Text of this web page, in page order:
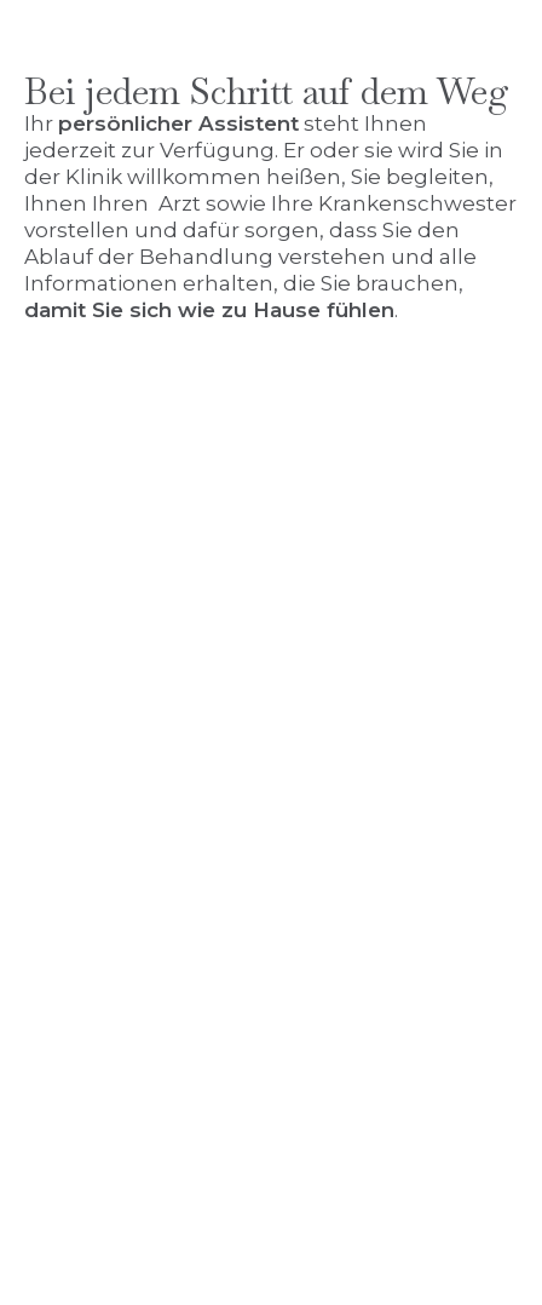
Bei jedem Schritt auf dem Weg
Ihr persönlicher Assistent steht Ihnen
jederzeit zur Verfügung. Er oder sie wird Sie in
der Klinik willkommen heißen, Sie begleiten,
Ihnen Ihren Arzt sowie Ihre Krankenschwester
vorstellen und dafür sorgen, dass Sie den
Ablauf der Behandlung verstehen und alle
Informationen erhalten, die Sie brauchen,
damit Sie sich wie zu Hause fühlen.